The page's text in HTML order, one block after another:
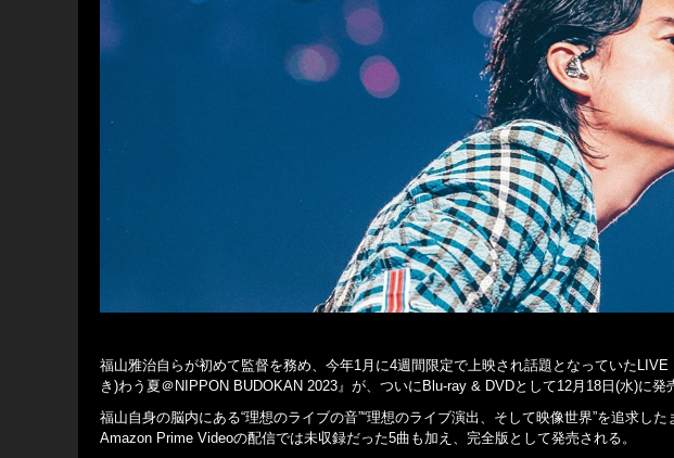
福山雅治自らが初めて監督を務め、今年1月に4週間限定で上映され話題となっていた
き)わう夏＠NIPPON BUDOKAN 2023』が、ついにBlu-ray & DVDとして12月18日(水)に発
福山自身の脳内にある“理想のライブの音”“理想のライブ演出、そして映像世界”を追求し
Amazon Prime Videoの配信では未収録だった5曲も加え、完全版として発売される。